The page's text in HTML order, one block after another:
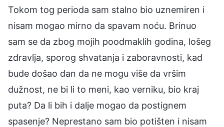
Tokom tog perioda sam stalno bio uznemiren i
nisam mogao mirno da spavam noću. Brinuo
sam se da zbog mojih poodmaklih godina, lošeg
zdravlja, sporog shvatanja i zaboravnosti, kad
bude došao dan da ne mogu više da vršim
dužnost, ne bi li to meni, kao verniku, bio kraj
puta? Da li bih i dalje mogao da postignem
spasenje? Neprestano sam bio potišten i nisam